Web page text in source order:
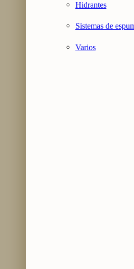
Hidrantes
Sistemas de
Varios